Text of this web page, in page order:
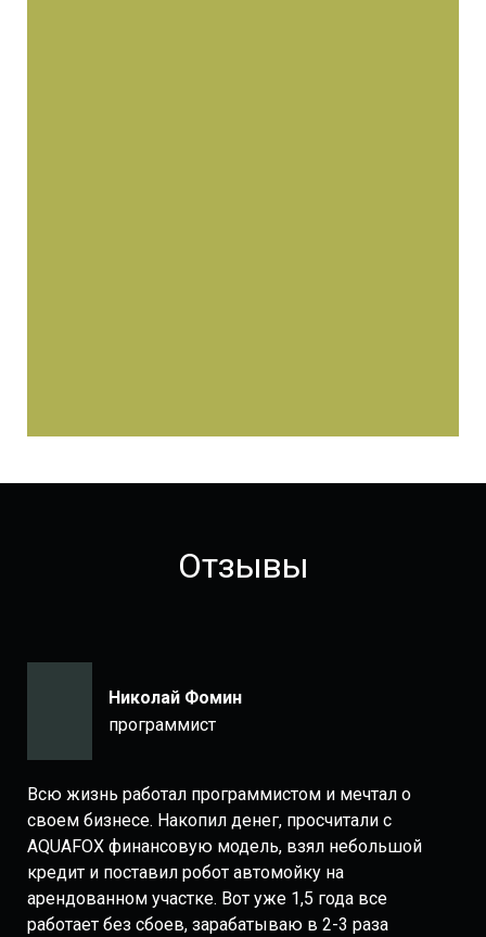
Отзывы
Николай Фомин
программист
Всю жизнь работал программистом и мечтал о
своем бизнесе. Накопил денег, просчитали с
AQUAFOX финансовую модель, взял небольшой
кредит и поставил робот автомойку на
арендованном участке. Вот уже 1,5 года все
работает без сбоев, зарабатываю в 2-3 раза